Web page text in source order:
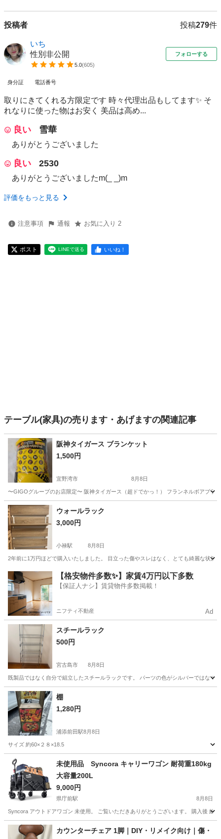
投稿者 投稿279件
いち
性別非公開
5.0(605)
フォローする
身分証 電話番号
取りにきてくれる方限定です 時々代理出品もしてます✨ そ
れなりに使った物はお安く 美品は高め...
良い 雪華
ありがとうございました
良い 2530
ありがとうございましたm(_ _)m
評価をもっと見る
注意事項 通報 お気に入り 2
ポスト LINEで送る いいね！
テーブル(家具)の売ります・あげますの関連記事
阪神タイガース ブランケット
1,500円
宜野湾市 8月8日
〜GIGOグループのお店限定〜 阪神タイガース（超ドでかっ！） フランネルボアブ
沖縄 宜野湾市 ウォールラック
3,000円
小禄駅 8月8日
2年前に1万円ほどで購入いたしました。 目立った傷やスレはなく、とても綺麗な状
沖縄 那覇市 小禄駅 収納家具
【格安物件多数✨】家賃4万円以下多数
【保証人ナシ】賃貸物件多数掲載！
ニフティ不動産 Ad
スチールラック
500円
宮古島市 8月8日
既製品ではなく自分で組立したスチールラックです。 パーツの色がシルバーではな
沖縄 宮古島市 棚
1,280円
浦添前田駅8月8日
サイズ 約60×２８×18.5
沖縄 浦添前田駅 収納家具
未使用品 Syncora キャリーワゴン 耐荷重180kg
大容量200L
9,000円
県庁前駅 8月8日
Syncora アウトドアワゴン 未使用。 ご覧いただきありがとうございます。 購入後 組
沖縄 那覇市 県庁前駅
カウンターチェア 1脚｜DIY・リメイク向け｜傷・